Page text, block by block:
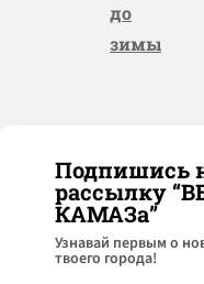
до
зимы
Подпишись
рассылку
КАМАЗа”
Узнaвай первым о
твоего города!